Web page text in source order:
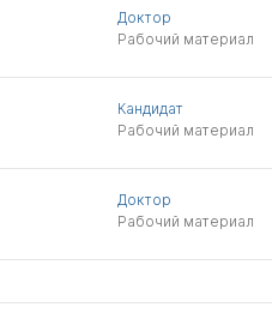
Доктор
Рабочий материал
Кандидат
Рабочий материал
Доктор
Рабочий материал